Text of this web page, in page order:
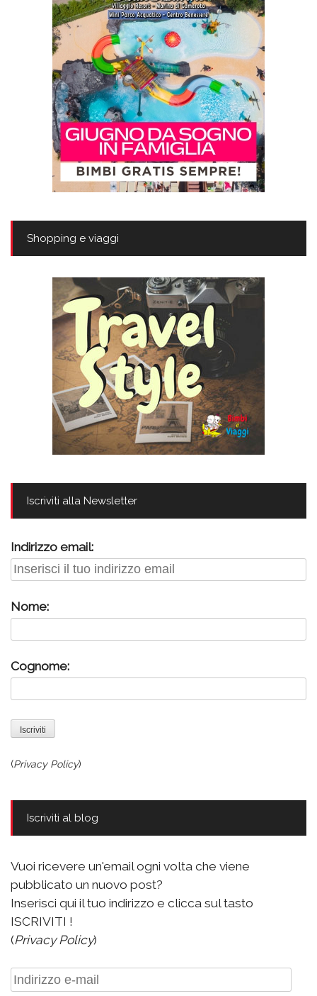
Shopping e viaggi
Iscriviti alla Newsletter
Indirizzo email:
Nome:
Cognome:
(Privacy Policy)
Iscriviti al blog
Vuoi ricevere un'email ogni volta che viene
pubblicato un nuovo post?
Inserisci qui il tuo indirizzo e clicca sul tasto
ISCRIVITI !
(Privacy Policy)
Indirizzo